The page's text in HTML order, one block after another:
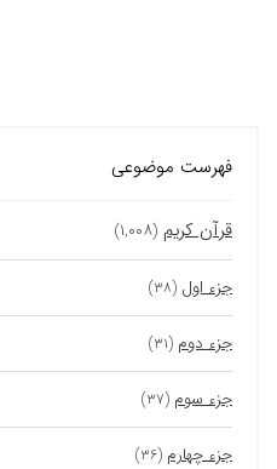
فهرست موضوعی
قرآن کریم (۱,۰۰۸)
جزء اول (۳۸)
جزء دوم (۳۱)
جزء سوم (۳۷)
جزء چهارم (۳۶)